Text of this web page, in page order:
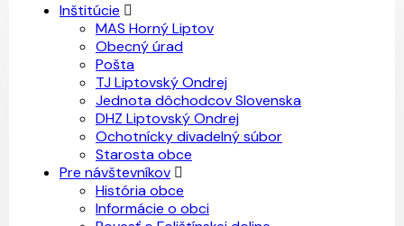
Inštitúcie
MAS Horný Liptov
Obecný úrad
Pošta
TJ Liptovský Ondrej
Jednota dôchodcov Slovenska
DHZ Liptovský Ondrej
Ochotnícky divadelný súbor
Starosta obce
Pre návštevníkov
História obce
Informácie o obci